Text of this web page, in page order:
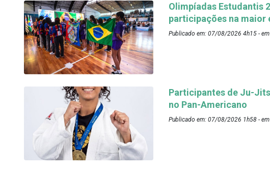
Olimpíadas Estudantis
participações na maior
Publicado em: 07/08/2026 4h15 -
Participantes de Ju-
no Pan-Americano
Publicado em: 07/08/2026 1h58 -